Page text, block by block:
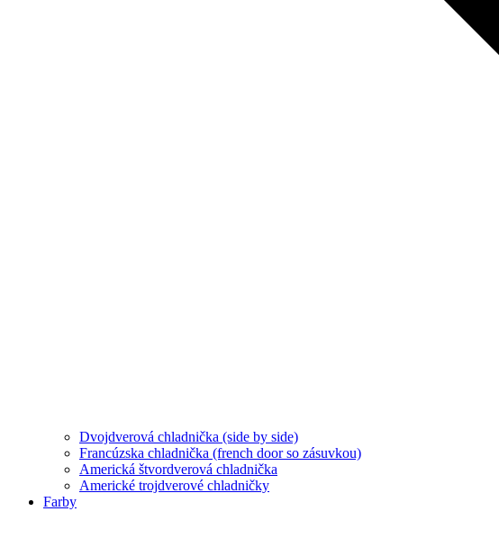
Dvojdverová chladnička (side by side)
Francúzska chladnička (french door so zásuvkou)
Americká štvordverová chladnička
Americké trojdverové chladničky
Farby